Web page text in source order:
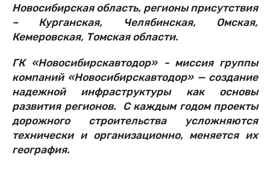
Новосибирская область, регионы присутствия
– Курганская, Челябинская, Омская,
Кемеровская, Томская области.
ГК «Новосибирскавтодор» - миссия группы
компаний «Новосибирскавтодор» — создание
надежной инфраструктуры как основы
развития регионов. С каждым годом проекты
дорожного строительства усложняются
технически и организационно, меняется их
география.